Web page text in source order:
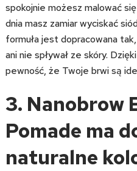
spokojnie możesz malować
dnia masz zamiar wyciskać
formuła jest dopracowana
ani nie spływał ze skóry.
pewność, że Twoje brwi są
3. Nanobrow
Pomade ma
naturalne